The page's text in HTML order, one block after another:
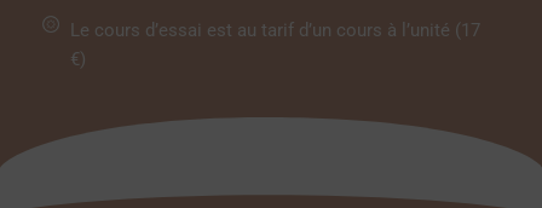
Le cours d’essai est au tarif d’un cours à l’unité (17
€)